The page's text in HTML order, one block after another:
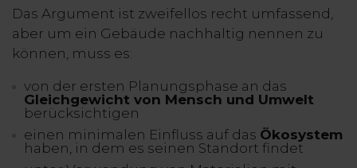
Das Argument ist zweifellos recht umfassend,
aber um ein Gebäude nachhaltig nennen zu
können, muss es:
von der ersten Planungsphase an das
Gleichgewicht von Mensch und Umwelt
berücksichtigen
einen minimalen Einfluss auf das Ökosystem
haben, in dem es seinen Standort findet